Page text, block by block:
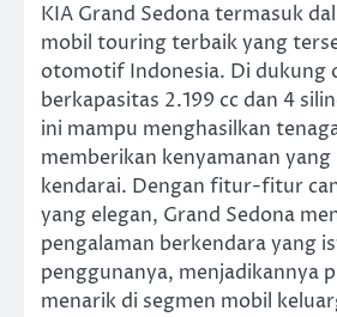
KIA Grand Sedona termasuk
mobil touring terbaik yang
otomotif Indonesia. Di dukung
berkapasitas 2.199 cc dan 4
ini mampu menghasilkan
memberikan kenyamanan
kendarai. Dengan fitur-fitur
yang elegan, Grand Sedona
pengalaman berkendara yang
penggunanya, menjadikannya
menarik di segmen mobil